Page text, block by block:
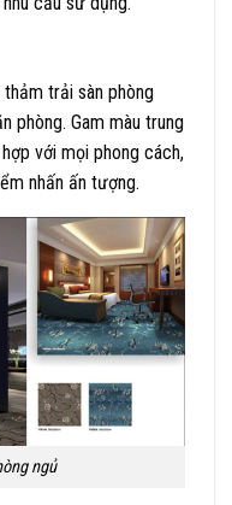
trải sàn phòng
phòng. Gam màu trung
với mọi phong cách,
nhấn ấn tượng.
ngủ